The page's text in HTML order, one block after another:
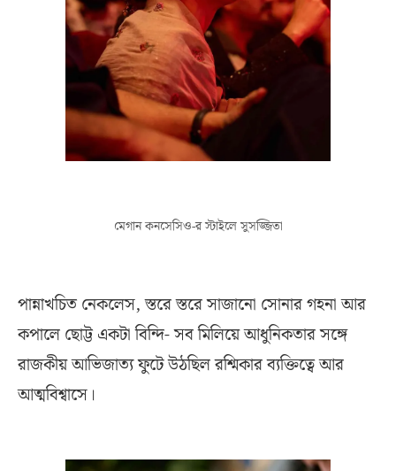
মেগান কনসেসিও-র স্টাইলে সুসজ্জিতা
পান্নাখচিত নেকলেস, স্তরে স্তরে সাজানো সোনার গহনা আর
কপালে ছোট্ট একটা বিন্দি- সব মিলিয়ে আধুনিকতার সঙ্গে
রাজকীয় আভিজাত্য ফুটে উঠছিল রশ্মিকার ব্যক্তিত্বে আর
আত্মবিশ্বাসে।